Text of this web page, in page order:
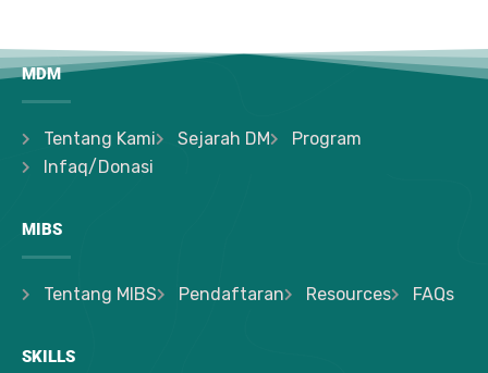
MDM
Tentang Kami Sejarah DM
Program
Infaq/Donasi
MIBS
Tentang MIBS Pendaftaran Resources FAQs
SKILLS